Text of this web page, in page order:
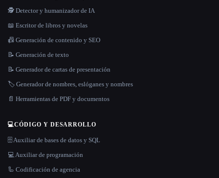
🕵️ Detector y humanizador de IA
📖 Escritor de libros y novelas
📠 Generación de contenido y SEO
📝 Generación de texto
📝 Generador de cartas de presentación
🏷️ Generador de nombres, eslóganes y nombres
📄 Herramientas de PDF y documentos
💻CÓDIGO Y DESARROLLO
🗄️ Auxiliar de bases de datos y SQL
💻 Auxiliar de programación
🦾 Codificación de agencia